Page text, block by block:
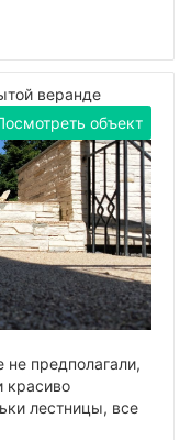
веранде
объект
предполагали,
красиво
лестницы, все